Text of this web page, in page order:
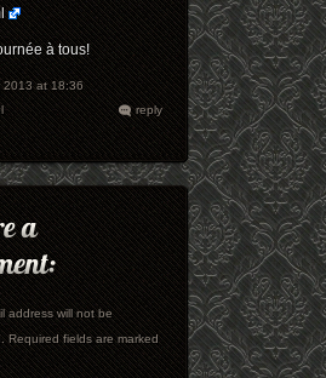
à tous!
2013 at 18:36
reply
address will not be
Required fields are marked